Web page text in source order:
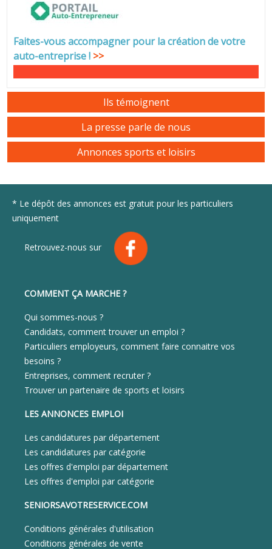
Faites-vous accompagner pour la création de votre
auto-entreprise! >>
Ils témoignent
La presse parle de nous
Annonces sports et loisirs
* Le dépôt des annonces est gratuit pour les particuliers
uniquement
Retrouvez-nous sur
COMMENT ÇA MARCHE ?
Qui sommes-nous ?
Candidats, comment trouver un emploi ?
Particuliers employeurs, comment faire connaitre vos
besoins ?
Entreprises, comment recruter ?
Trouver un partenaire de sports et loisirs
LES ANNONCES EMPLOI
Les candidatures par département
Les candidatures par catégorie
Les offres d'emploi par département
Les offres d'emploi par catégorie
SENIORSAVOTRESERVICE.COM
Conditions générales d'utilisation
Conditions générales de vente